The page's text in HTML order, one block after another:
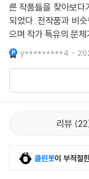
른 작품들을 찾아보다
되었다. 전작품과 비
으며 작가 특유의 문
y*********4
리뷰 22
클린봇이 부적절